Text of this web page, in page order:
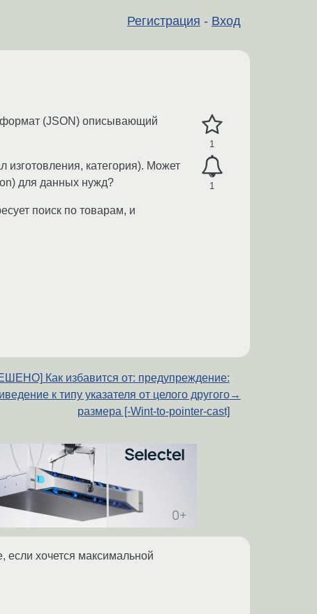
Регистрация - Вход
1
1
формат (JSON) описывающий
изготовления, категория). Может
для данных нужд?
поиск по товарам, и
Как избавится от: предупреждение:
к типу указателя от целого другого
размера [-Wint-to-pointer-cast]
→
если хочется максимальной